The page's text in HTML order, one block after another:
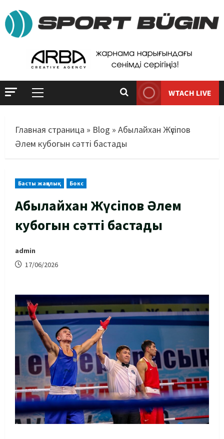
WTACH LIVE
Главная страница » Blog » Абылайхан Жүсіпов
Әлем кубогын сәтті бастады
Басты жаңалық Бокс
Абылайхан Жүсіпов Әлем
кубогын сәтті бастады
admin
17/06/2026